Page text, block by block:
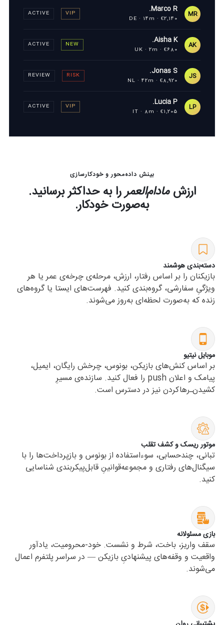
MR
Marco R.
€2,140 · DE · 14m
VIP
ACTIVE
AK
Aisha K.
€680 · UK · 2m
NEW
ACTIVE
JS
Jonas S.
€8,920 · NL · 42m
RISK
REVIEW
LP
Lucia P.
€1,205 · IT · 8m
VIP
ACTIVE
بینش داده‌محور و خودکارسازی
ارزشمادام‌العمررا به حداکثر برسانید.
به‌صورت خودکار.
دسته‌بندی هوشمند
بازیکنان را بر اساس رفتار، ارزش، مرحله‌ی چرخه‌ی عمر یا هر
ویژگیِ سفارشی، گروه‌بندی کنید. فهرست‌های ایستا یا گروه‌های
زنده که به‌صورت لحظه‌ای به‌روز می‌شوند.
موبایل نیتیو
بر اساس کنش‌های بازیکن، بونوس، چرخش رایگان، ایمیل،
پیامک و اعلان push را فعال کنید. سازنده‌ی مسیرِ
کشیدن‌ـ‌رهاکردن نیز در دسترس است.
موتور ریسک و کشف تقلب
تبانی، چندحسابی، سوءاستفاده از بونوس و بازپرداخت‌ها را با
سیگنال‌های رفتاری و مجموعه‌قوانینِ قابل‌پیکربندی شناسایی
کنید.
بازی مسئولانه
سقف واریز، باخت، شرط و نشست. خود-محرومیت، یادآور
واقعیت و وقفه‌های پیشنهادیِ بازیکن — در سراسر پلتفرم اعمال
می‌شوند.